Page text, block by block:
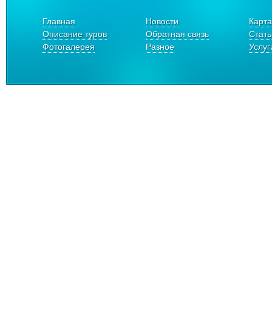
Главная Новости
Описание туров
Обратная связь
Фотогалерея
Разное